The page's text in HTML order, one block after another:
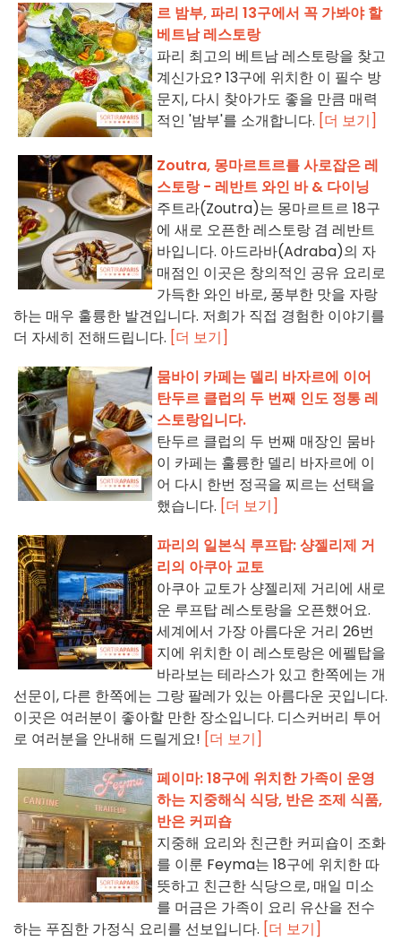
르 밤부, 파리 13구에서 꼭 가봐야 할
베트남 레스토랑
파리 최고의 베트남 레스토랑을 찾고
계신가요? 13구에 위치한 이 필수 방
문지, 다시 찾아가도 좋을 만큼 매력
적인 '밤부'를 소개합니다. [더 보기]
Zoutra, 몽마르트르를 사로잡은 레
스토랑 - 레반트 와인 바 & 다이닝
주트라(Zoutra)는 몽마르트르 18구
에 새로 오픈한 레스토랑 겸 레반트
바입니다. 아드라바(Adraba)의 자
매점인 이곳은 창의적인 공유 요리로
가득한 와인 바로, 풍부한 맛을 자랑
하는 매우 훌륭한 발견입니다. 저희가 직접 경험한 이야기를
더 자세히 전해드립니다. [더 보기]
뭄바이 카페는 델리 바자르에 이어
탄두르 클럽의 두 번째 인도 정통 레
스토랑입니다.
탄두르 클럽의 두 번째 매장인 뭄바
이 카페는 훌륭한 델리 바자르에 이
어 다시 한번 정곡을 찌르는 선택을
했습니다. [더 보기]
파리의 일본식 루프탑: 샹젤리제 거
리의 아쿠아 교토
아쿠아 교토가 샹젤리제 거리에 새로
운 루프탑 레스토랑을 오픈했어요.
세계에서 가장 아름다운 거리 26번
지에 위치한 이 레스토랑은 에펠탑을
바라보는 테라스가 있고 한쪽에는 개
선문이, 다른 한쪽에는 그랑 팔레가 있는 아름다운 곳입니다.
이곳은 여러분이 좋아할 만한 장소입니다. 디스커버리 투어
로 여러분을 안내해 드릴게요! [더 보기]
페이마: 18구에 위치한 가족이 운영
하는 지중해식 식당, 반은 조제 식품,
반은 커피숍
지중해 요리와 친근한 커피숍이 조화
를 이룬 Feyma는 18구에 위치한 따
뜻하고 친근한 식당으로, 매일 미소
를 머금은 가족이 요리 유산을 전수
하는 푸짐한 가정식 요리를 선보입니다. [더 보기]